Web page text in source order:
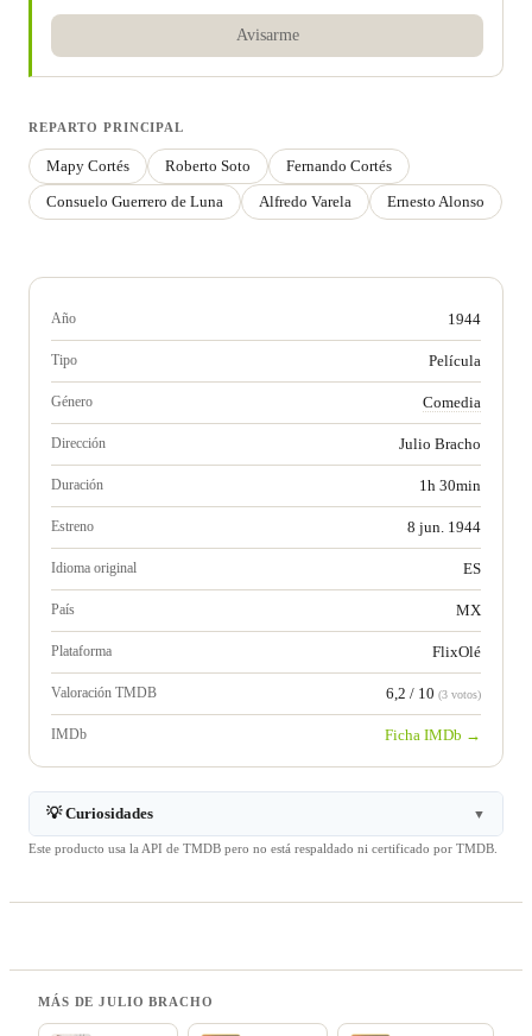
Avisarme
REPARTO PRINCIPAL
Mapy Cortés Roberto Soto
Fernando Cortés
Consuelo Guerrero de Luna
Alfredo Varela Ernesto Alonso
Año 1944
Tipo Película
Género Comedia
Dirección Julio Bracho
Duración 1h 30min
Estreno 8 jun. 1944
Idioma original ES
País MX
Plataforma FlixOlé
Valoración TMDB 6,2 / 10 (3 votos)
IMDb Ficha IMDb →
💡 Curiosidades ▼
Este producto usa la API de TMDB pero no está respaldado ni certificado por TMDB.
MÁS DE JULIO BRACHO